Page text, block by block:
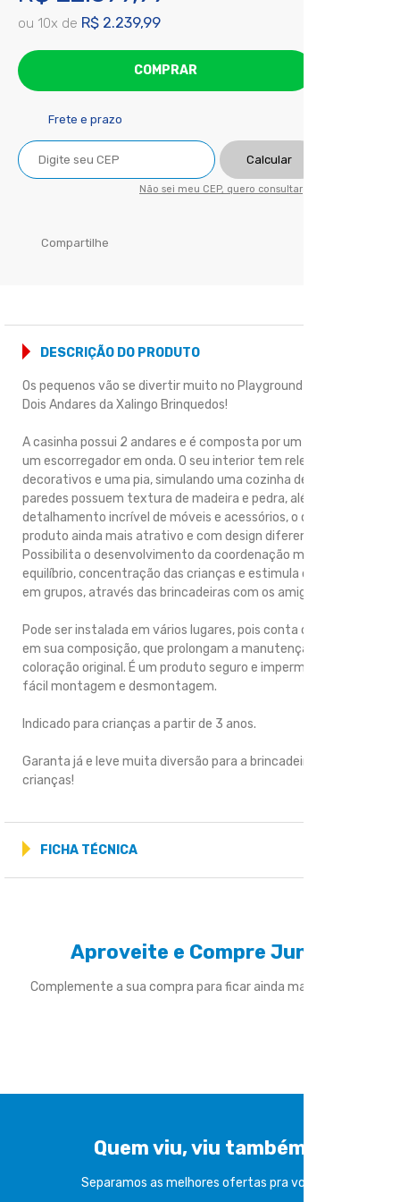
ou 10x de R$ 2.239,99
COMPRAR
Frete e prazo
Calcular
Não sei meu CEP, quero consultar
Compartilhe
DESCRIÇÃO DO PRODUTO
Os pequenos vão se divertir muito no Playground Play House
Dois Andares da Xalingo Brinquedos!
A casinha possui 2 andares e é composta por um escalador e
um escorregador em onda. O seu interior tem relevos
decorativos e uma pia, simulando uma cozinha de verdade! As
paredes possuem textura de madeira e pedra, além de
detalhamento incrível de móveis e acessórios, o que torna o
produto ainda mais atrativo e com design diferenciado.
Possibilita o desenvolvimento da coordenação motora,
equilíbrio, concentração das crianças e estimula o convívio
em grupos, através das brincadeiras com os amiguinhos!
Pode ser instalada em vários lugares, pois conta com aditivos
em sua composição, que prolongam a manutenção da sua
coloração original. É um produto seguro e impermeável, de
fácil montagem e desmontagem.
Indicado para crianças a partir de 3 anos.
Garanta já e leve muita diversão para a brincadeira das
crianças!
FICHA TÉCNICA
Aproveite e Compre Junto
Complemente a sua compra para ficar ainda mais divertido
Quem viu, viu também
Separamos as melhores ofertas pra você